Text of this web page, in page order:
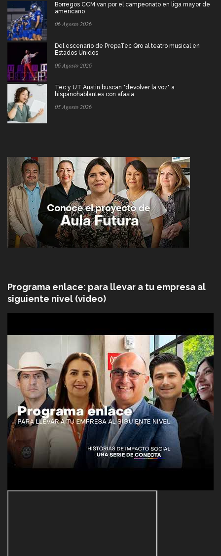
Borregos CCM van por el campeonato en liga mayor de
americano
06 Agosto 2026
Del escenario de PrepaTec Qro al teatro musical en
Estados Unidos
06 Agosto 2026
Tec y UT Austin buscan "devolver la voz" a
hispanohablantes con afasia
05 Agosto 2026
Programa enlace: para llevar a tu empresa al
siguiente nivel (video)